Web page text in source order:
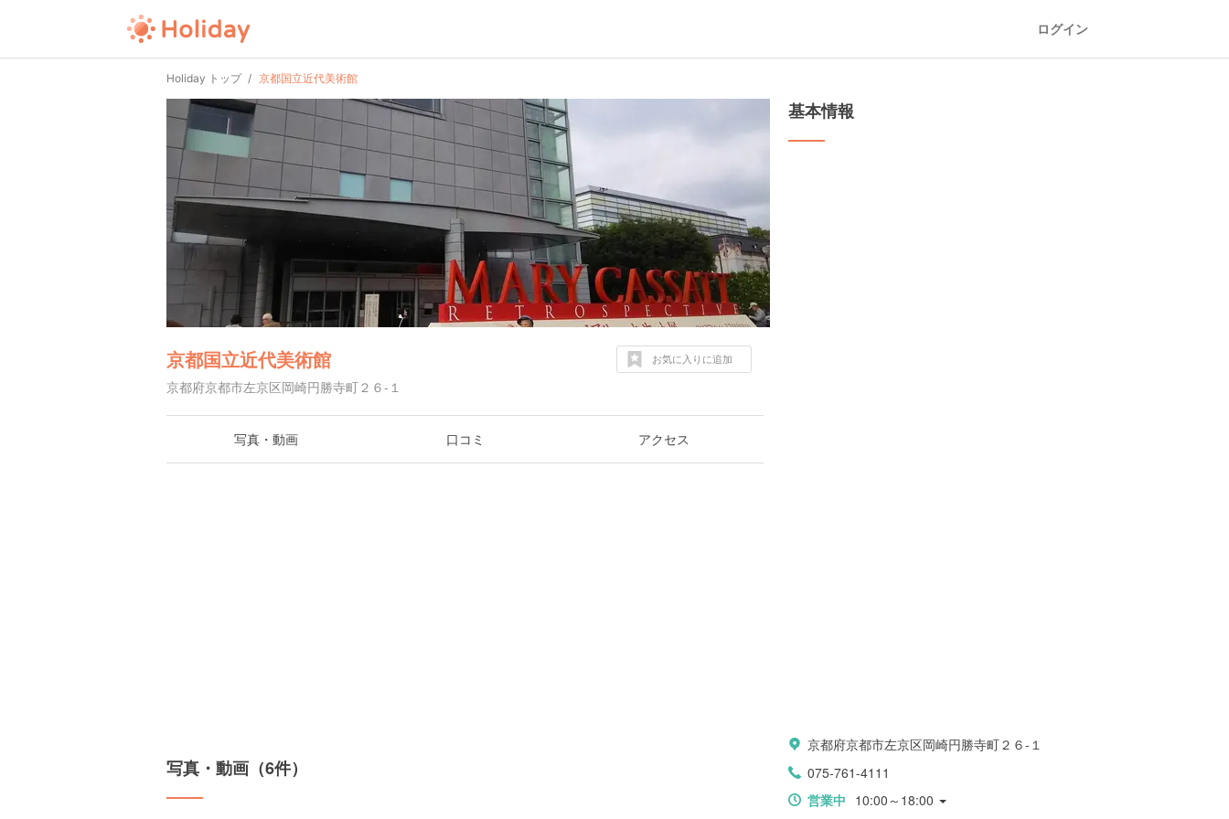
ログイン
Holiday トップ 京都国立近代美術館
京都国立近代美術館
京都府京都市左京区岡崎円勝寺町２６-１
お気に入りに追加
写真・動画 口コミ アクセス
写真・動画（6件）
基本情報
京都府京都市左京区岡崎円勝寺町２６-１
075-761-4111
営業中 10:00～18:00